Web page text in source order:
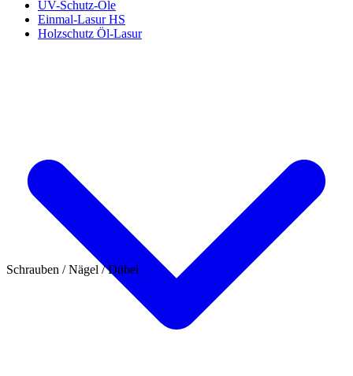
UV-Schutz-Öle
Einmal-Lasur HS
Holzschutz Öl-Lasur
Schrauben / Nägel / Dübel